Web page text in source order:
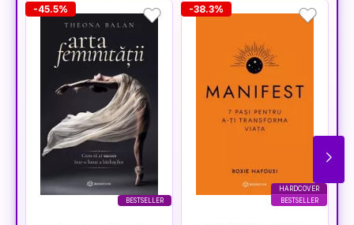
BESTSELLER
-45.5%
HARDCOVER
BESTSELLER
-38.3%